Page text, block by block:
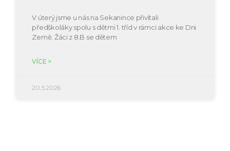
V úterý jsme u nás na Sekanince přivítali
předškoláky spolu s dětmi 1. tříd v rámci akce ke Dni
Země. Žáci z 8.B se dětem
VÍCE >
20.5.2026